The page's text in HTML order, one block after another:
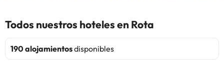
Todos nuestros hoteles en Rota
190 alojamientosdisponibles